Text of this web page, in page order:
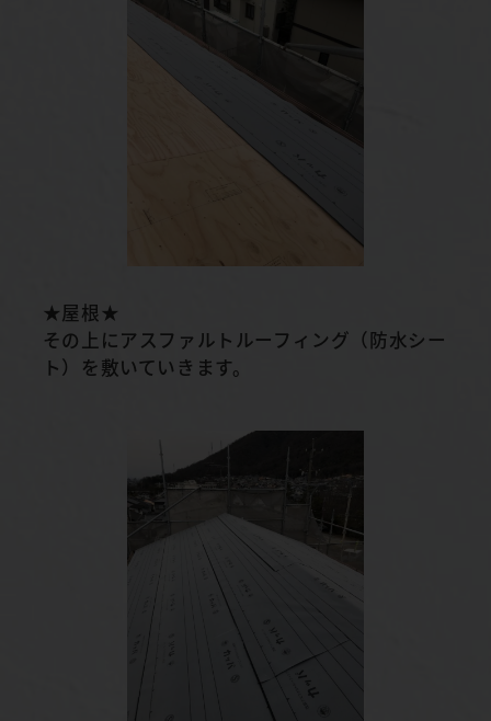
★屋根★
その上にアスファルトルーフィング（防水シー
ト）を敷いていきます。